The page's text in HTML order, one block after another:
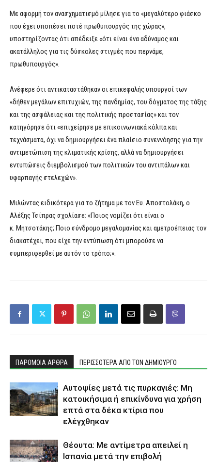
Με αφορμή τον ανασχηματισμό μίλησε για το «μεγαλύτερο φιάσκο
που έχει υποπέσει ποτέ πρωθυπουργός της χώρας»,
υποστηρίζοντας ότι απέδειξε «ότι είναι ένα αδύναμος και
ακατάλληλος για τις δύσκολες στιγμές που περνάμε,
πρωθυπουργός».
Ανέφερε ότι αντικαταστάθηκαν οι επικεφαλής υπουργοί των
«δήθεν μεγάλων επιτυχιών, της πανδημίας, του δόγματος της τάξης
και της ασφάλειας και της πολιτικής προστασίας» και τον
κατηγόρησε ότι «επιχείρησε με επικοινωνιακά κόλπα και
τεχνάσματα, όχι να δημιουργήσει ένα πλαίσιο συνεννόησης για την
αντιμετώπιση της κλιματικής κρίσης, αλλά να δημιουργήσει
εντυπώσεις διεμβολισμού των πολιτικών του αντιπάλων και
υφαρπαγής στελεχών».
Μιλώντας ειδικότερα για το ζήτημα με τον Ευ. Αποστολάκη, ο
Αλέξης Τσίπρας σχολίασε: «Ποιος νομίζει ότι είναι ο
κ. Μητσοτάκης; Ποιο σύνδρομο μεγαλομανίας και αμετροέπειας τον
διακατέχει, που είχε την εντύπωση ότι μπορούσε να
συμπεριφερθεί με αυτόν το τρόπο;».
ΠΑΡΟΜΟΙΑ ΑΡΘΡΑ ΠΕΡΙΣΣΟΤΕΡΑ ΑΠΟ ΤΟΝ ΔΗΜΙΟΥΡΓΟ
Αυτοψίες μετά τις πυρκαγιές: Μη
κατοικήσιμα ή επικίνδυνα για χρήση
επτά στα δέκα κτίρια που
ελέγχθηκαν
Θέουτα: Με αντίμετρα απειλεί η
Ισπανία μετά την επιβολή